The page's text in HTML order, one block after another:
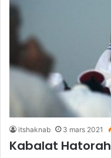
itshaknab 3 mars 2021
Kabalat Hatorah